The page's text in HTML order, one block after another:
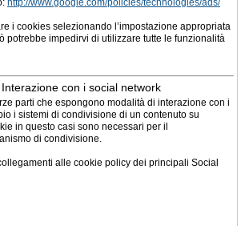
http://www.google.com/policies/technologies/ads/
i cookies selezionando l’impostazione appropriata
potrebbe impedirvi di utilizzare tutte le funzionalità
con i social network
parti che espongono modalità di interazione con i
i sistemi di condivisione di un contenuto su
in questo casi sono necessari per il
di condivisione.
alle cookie policy dei principali Social